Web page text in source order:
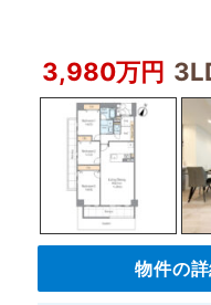
3,980万円
物件の